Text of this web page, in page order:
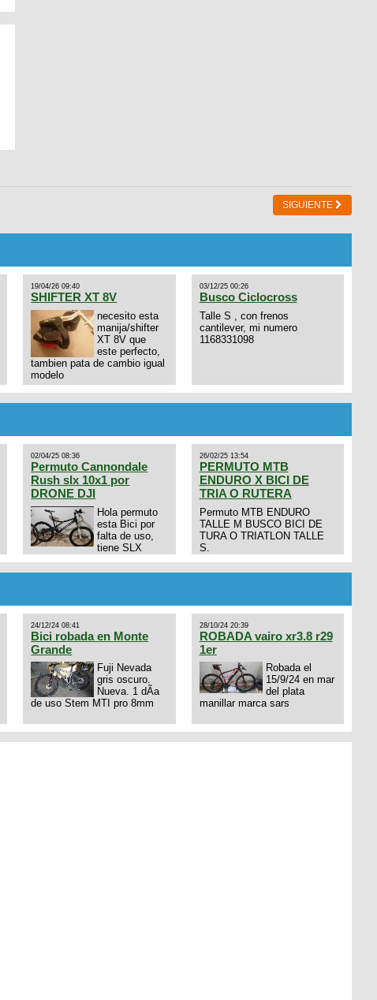
SIGUIENTE
19/04/26 09:40
SHIFTER XT 8V
necesito esta
manija/shifter
XT 8V que
este perfecto,
tambien pata de cambio igual
modelo
03/12/25 00:26
Busco Ciclocross
Talle S , con frenos
cantilever, mi numero
1168331098
02/04/25 08:36
Permuto Cannondale
Rush slx 10x1 por
DRONE DJI
Hola permuto
esta Bici por
falta de uso,
tiene SLX
Horquilla Axon tope de gama
por drone de la marca Dji, les
interesa 3434568861 saludos
26/02/25 13:54
PERMUTO MTB
ENDURO X BICI DE
TRIA O RUTERA
Permuto MTB ENDURO
TALLE M BUSCO BICI DE
TURA O TRIATLON TALLE
S.
24/12/24 08:41
Bici robada en Monte
Grande
Fuji Nevada
gris oscuro.
Nueva. 1 dÃ­a
de uso Stem MTI pro 8mm
28/10/24 20:39
ROBADA vairo xr3.8 r29
1er
Robada el
15/9/24 en mar
del plata
manillar marca sars